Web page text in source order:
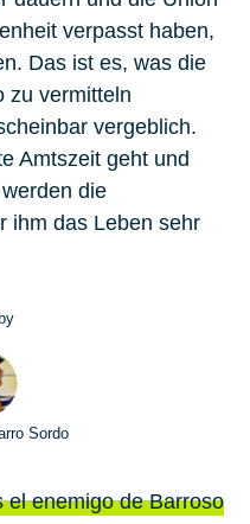
verpasst haben,
Das ist es, was die
zu vermitteln
vergeblich.
Amtszeit geht und
die
ihm das Leben sehr
Sordo
el enemigo de Barroso